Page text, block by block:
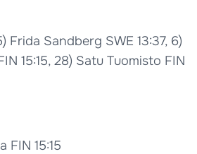
Frida Sandberg SWE 13:37, 6)
15:15, 28) Satu Tuomisto FIN
FIN 15:15